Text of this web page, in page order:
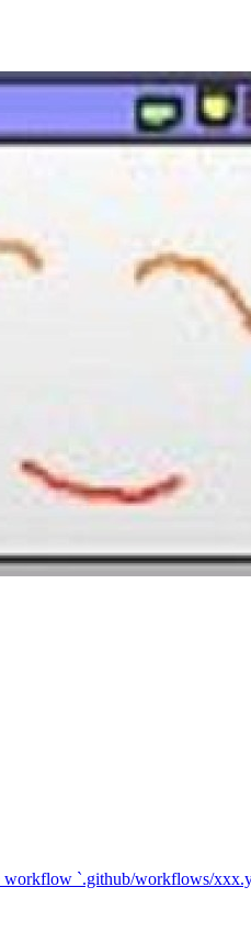
workflow `.github/workflows/